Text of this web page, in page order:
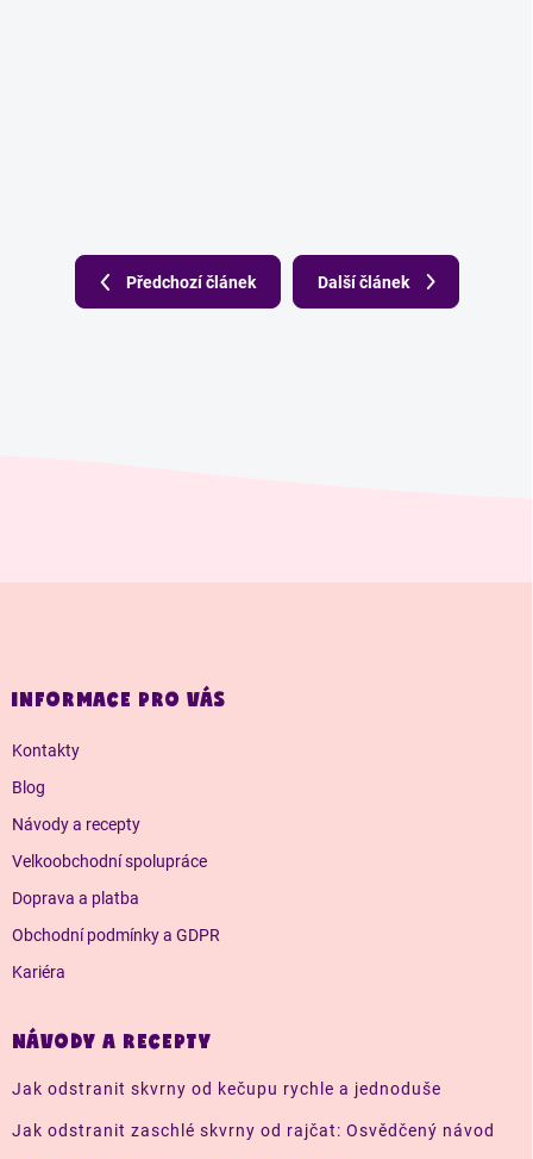
Předchozí článek Další článek
a INFORMACE PRO VÁS
Kontakty
Blog
Návody a recepty
Velkoobchodní spolupráce
Doprava a platba
Obchodní podmínky a GDPR
Kariéra
NÁVODY A RECEPTY
Jak odstranit skvrny od kečupu rychle a jednoduše
Jak odstranit zaschlé skvrny od rajčat: Osvědčený návod